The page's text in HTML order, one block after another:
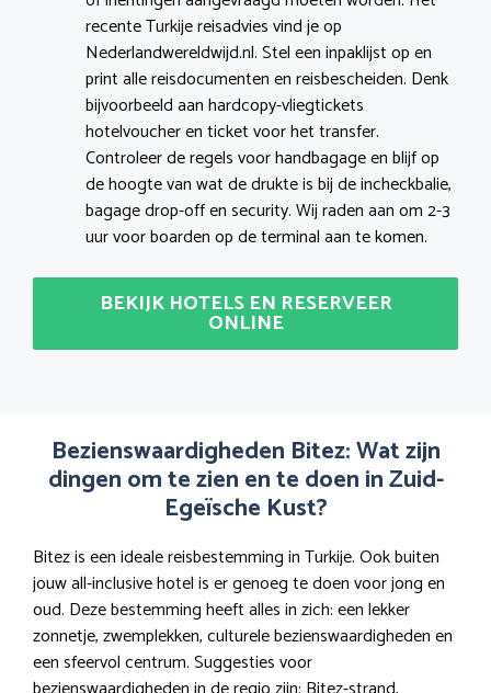
recente Turkije reisadvies vind je op
Nederlandwereldwijd.nl. Stel een inpaklijst op en
print alle reisdocumenten en reisbescheiden. Denk
bijvoorbeeld aan hardcopy-vliegtickets
hotelvoucher en ticket voor het transfer.
Controleer de regels voor handbagage en blijf op
de hoogte van wat de drukte is bij de incheckbalie,
bagage drop-off en security. Wij raden aan om 2-3
uur voor boarden op de terminal aan te komen.
BEKIJK HOTELS EN RESERVEER
ONLINE
Bezienswaardigheden Bitez: Wat zijn
dingen om te zien en te doen in Zuid-
Egeïsche Kust?
Bitez is een ideale reisbestemming in Turkije. Ook buiten
jouw all-inclusive hotel is er genoeg te doen voor jong en
oud. Deze bestemming heeft alles in zich: een lekker
zonnetje, zwemplekken, culturele bezienswaardigheden en
een sfeervol centrum. Suggesties voor